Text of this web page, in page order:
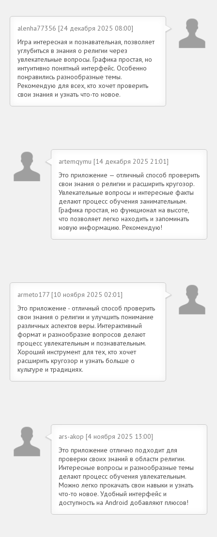
alenha77356 [24 декабря 2025 08:00]
Игра интересная и познавательная, позволяет
углубиться в знания о религии через
увлекательные вопросы. Графика простая, но
интуитивно понятный интерфейс. Особенно
понравились разнообразные темы.
Рекомендую для всех, кто хочет проверить
свои знания и узнать что-то новое.
artemqymu [14 декабря 2025 21:01]
Это приложение — отличный способ проверить
свои знания о религии и расширить кругозор.
Увлекательные вопросы и интересные факты
делают процесс обучения занимательным.
Графика простая, но функционал на высоте,
что позволяет легко находить и запоминать
новую информацию. Рекомендую!
armeto177 [10 ноября 2025 02:01]
Это приложение - отличный способ проверить
свои знания о религии и улучшить понимание
различных аспектов веры. Интерактивный
формат и разнообразие вопросов делают
процесс увлекательным и познавательным.
Хороший инструмент для тех, кто хочет
расширить кругозор и узнать больше о
культуре и традициях.
ars-akop [4 ноября 2025 13:00]
Это приложение отлично подходит для
проверки своих знаний в области религии.
Интересные вопросы и разнообразные темы
делают процесс обучения увлекательным.
Можно легко прокачать свои навыки и узнать
что-то новое. Удобный интерфейс и
доступность на Android добавляют плюсов!